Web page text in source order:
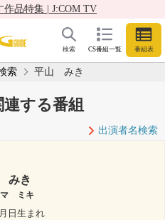
作品特集 | J:COM TV
CS番組一覧 番組表
検索
索 平山 みき
する番組
出演者名検索
みき
マ ミキ
日生まれ